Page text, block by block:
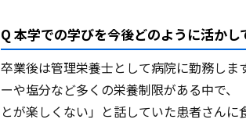
Q 本学での学びを今後どのように活かし
卒業後は管理栄養士として病院に勤務し
ーや塩分など多くの栄養制限がある中で
とが楽しくない」と話していた患者さん